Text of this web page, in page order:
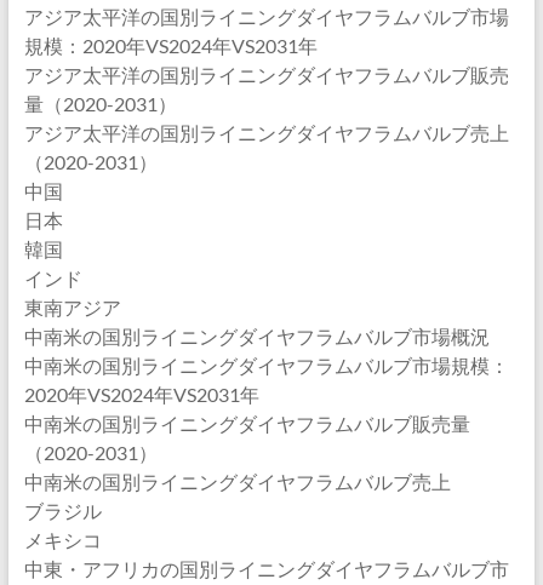
アジア太平洋の国別ライニングダイヤフラムバルブ市場
規模：2020年VS2024年VS2031年
アジア太平洋の国別ライニングダイヤフラムバルブ販売
量（2020-2031）
アジア太平洋の国別ライニングダイヤフラムバルブ売上
（2020-2031）
中国
日本
韓国
インド
東南アジア
中南米の国別ライニングダイヤフラムバルブ市場概況
中南米の国別ライニングダイヤフラムバルブ市場規模：
2020年VS2024年VS2031年
中南米の国別ライニングダイヤフラムバルブ販売量
（2020-2031）
中南米の国別ライニングダイヤフラムバルブ売上
ブラジル
メキシコ
中東・アフリカの国別ライニングダイヤフラムバルブ市